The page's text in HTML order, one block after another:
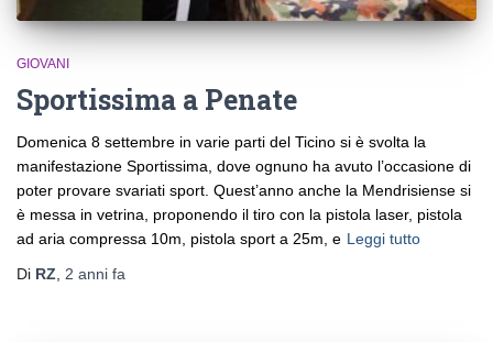
GIOVANI
Sportissima a Penate
Domenica 8 settembre in varie parti del Ticino si è svolta la
manifestazione Sportissima, dove ognuno ha avuto l’occasione di
poter provare svariati sport. Quest’anno anche la Mendrisiense si
è messa in vetrina, proponendo il tiro con la pistola laser, pistola
ad aria compressa 10m, pistola sport a 25m, e Leggi tutto
Di RZ 2 anni fa